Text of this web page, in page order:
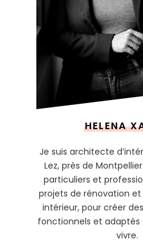
HELENA
Je suis architecte
Lez, près de
particuliers et
projets de rénovation
intérieur, pour créer
fonctionnels et adaptés
vivre.